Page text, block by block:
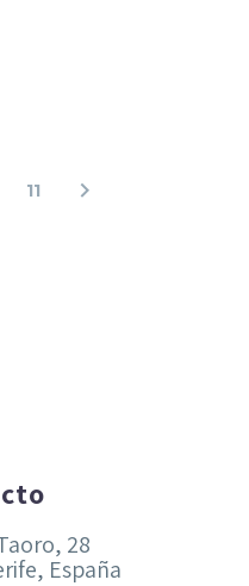
11
28
España